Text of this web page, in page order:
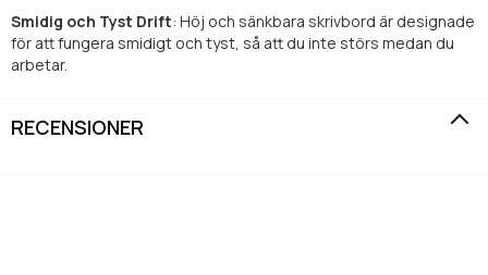
Smidig och Tyst Drift: Höj och sänkbara skrivbord är designade
för att fungera smidigt och tyst, så att du inte störs medan du
arbetar.
RECENSIONER